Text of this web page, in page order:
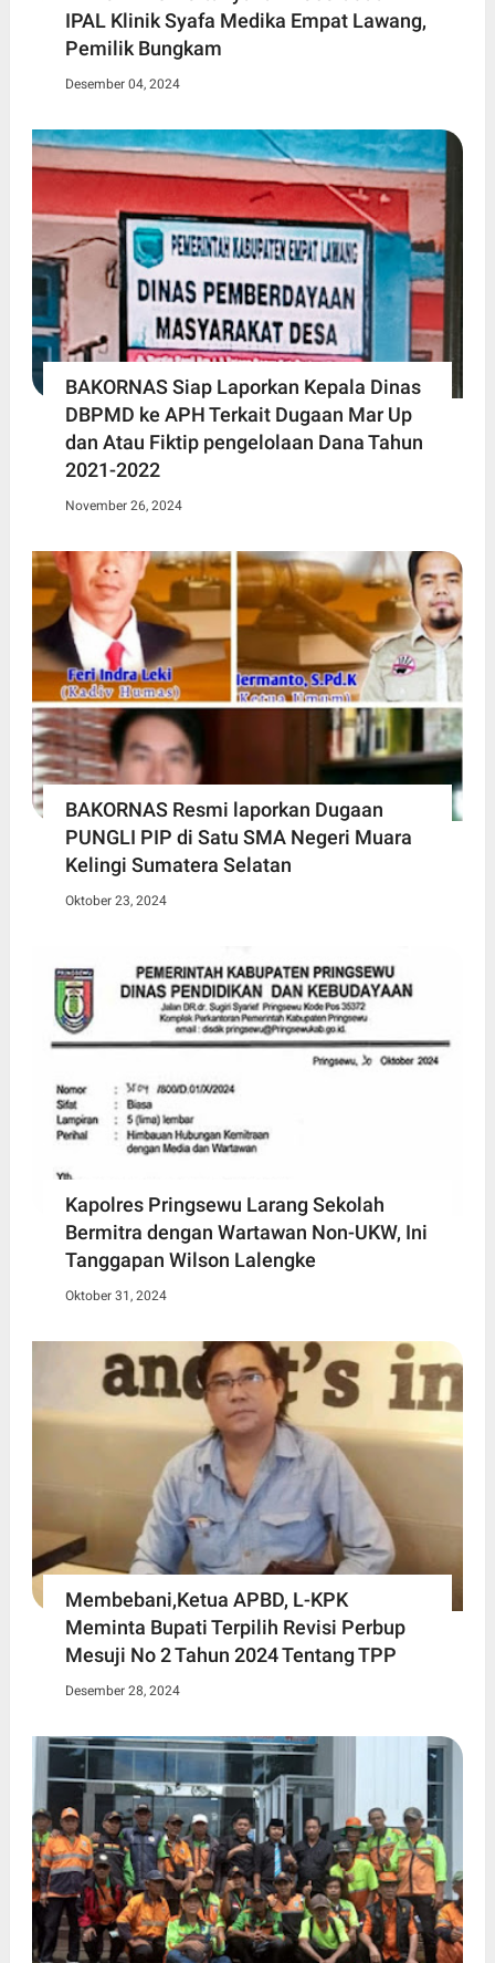
IPAL Klinik Syafa Medika Empat Lawang,
Pemilik Bungkam
Desember 04, 2024
BAKORNAS Siap Laporkan Kepala Dinas
DBPMD ke APH Terkait Dugaan Mar Up
dan Atau Fiktip pengelolaan Dana Tahun
2021-2022
November 26, 2024
BAKORNAS Resmi laporkan Dugaan
PUNGLI PIP di Satu SMA Negeri Muara
Kelingi Sumatera Selatan
Oktober 23, 2024
Kapolres Pringsewu Larang Sekolah
Bermitra dengan Wartawan Non-UKW, Ini
Tanggapan Wilson Lalengke
Oktober 31, 2024
Membebani,Ketua APBD, L-KPK
Meminta Bupati Terpilih Revisi Perbup
Mesuji No 2 Tahun 2024 Tentang TPP
Desember 28, 2024